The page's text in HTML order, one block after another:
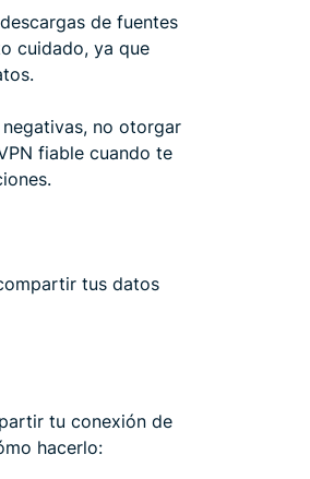
de fuentes
cuidado, ya que
no otorgar
fiable cuando te
tus datos
tu conexión de
hacerlo: